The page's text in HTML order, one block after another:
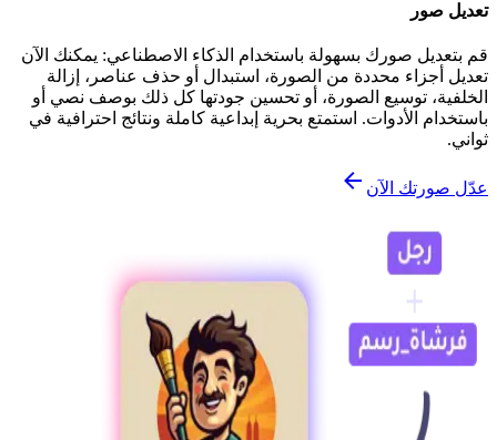
تعديل صور
قم بتعديل صورك بسهولة باستخدام الذكاء الاصطناعي: يمكنك الآن
تعديل أجزاء محددة من الصورة، استبدال أو حذف عناصر، إزالة
الخلفية، توسيع الصورة، أو تحسين جودتها كل ذلك بوصف نصي أو
باستخدام الأدوات. استمتع بحرية إبداعية كاملة ونتائج احترافية في
ثواني.
عدّل صورتك الآن